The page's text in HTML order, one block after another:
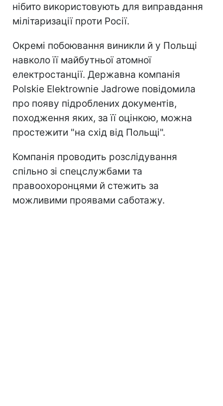
нібито використовують для виправдання
мілітаризації проти Росії.
Окремі побоювання виникли й у Польщі
навколо її майбутньої атомної
електростанції. Державна компанія
Polskie Elektrownie Jadrowe повідомила
про появу підроблених документів,
походження яких, за її оцінкою, можна
простежити "на схід від Польщі".
Компанія проводить розслідування
спільно зі спецслужбами та
правоохоронцями й стежить за
можливими проявами саботажу.